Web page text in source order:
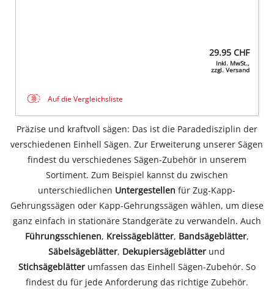
29.95 CHF
Inkl. MwSt.,
zzgl. Versand
Auf die Vergleichsliste
Präzise und kraftvoll sägen: Das ist die Paradedisziplin der
verschiedenen Einhell Sägen. Zur Erweiterung unserer Sägen
findest du verschiedenes Sägen-Zubehör in unserem
Sortiment. Zum Beispiel kannst du zwischen
unterschiedlichen Untergestellen für Zug-Kapp-
Gehrungssägen oder Kapp-Gehrungssägen wählen, um diese
ganz einfach in stationäre Standgeräte zu verwandeln. Auch
Führungsschienen, Kreissägeblätter, Bandsägeblätter,
Säbelsägeblätter, Dekupiersägeblätter und
Stichsägeblätter umfassen das Einhell Sägen-Zubehör. So
findest du für jede Anforderung das richtige Zubehör.